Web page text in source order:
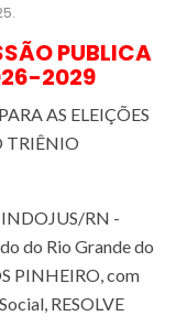
PUBLICA
2029
AS ELEIÇÕES
TRIÊNIO
RN -
do Rio Grande do
PINHEIRO, com
RESOLVE